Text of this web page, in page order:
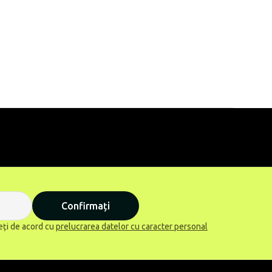
Confirmați
de acord cu prelucrarea datelor cu caracter personal